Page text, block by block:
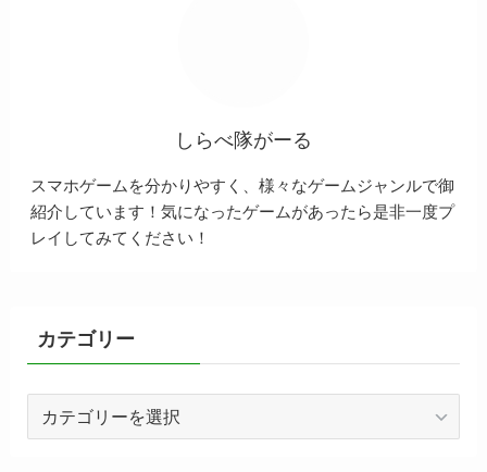
しらべ隊がーる
スマホゲームを分かりやすく、様々なゲームジャンルで御
紹介しています！気になったゲームがあったら是非一度プ
レイしてみてください！
カテゴリー